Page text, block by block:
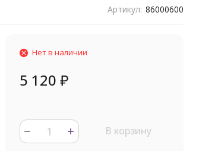
Артикул: 86000600
Нет в наличии
5 120 ₽
В корзину